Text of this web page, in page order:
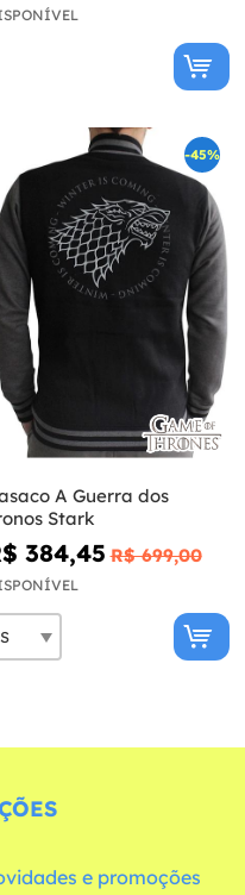
-45%
A Guerra dos
Stark
384,45 R$ 699,00
e promoções